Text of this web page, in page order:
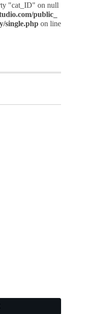
"cat_ID" on null
public_
single.php on line